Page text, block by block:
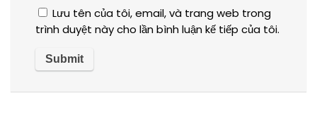
Lưu tên của tôi, email, và trang web trong
trình duyệt này cho lần bình luận kế tiếp của tôi.